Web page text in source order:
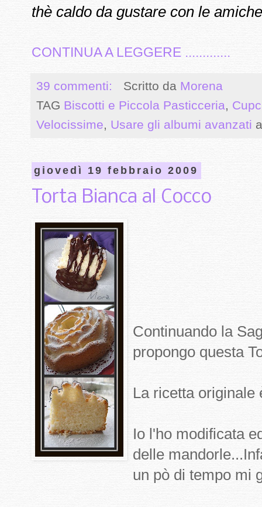
thè caldo da gustare con le
CONTINUA A LEGGERE .............
39 commenti: Scritto da Morena
TAG Biscotti e Piccola Pasticceria,
Velocissime, Usare gli albumi avanzati
giovedì 19 febbraio 2009
Torta Bianca al Cocco
Continuando la
propongo questa
La ricetta originale
Io l'ho modificata
delle
un pò di tempo mi